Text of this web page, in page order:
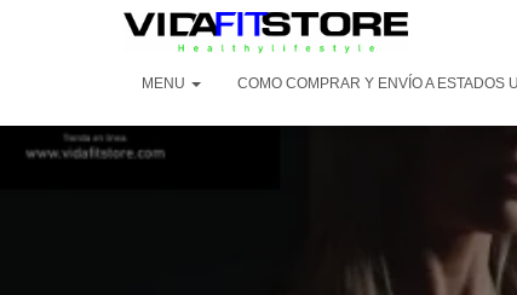
MENU COMO COMPRAR Y ENVÍO A ESTADOS